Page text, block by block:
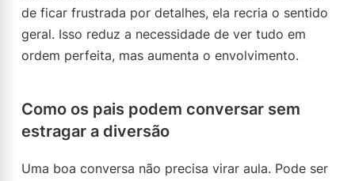
de ficar frustrada por detalhes, ela recria o sentido
geral. Isso reduz a necessidade de ver tudo em
ordem perfeita, mas aumenta o envolvimento.
Como os pais podem conversar sem
estragar a diversão
Uma boa conversa não precisa virar aula. Pode ser